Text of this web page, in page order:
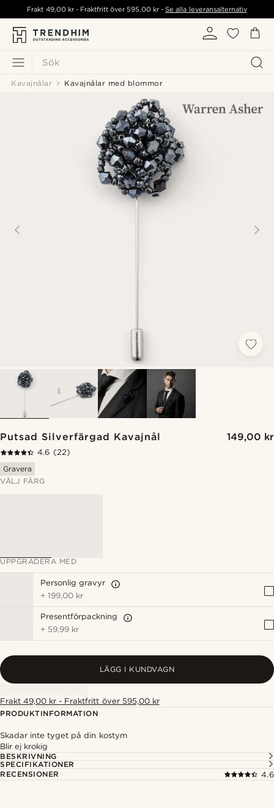
Sök
Frakt 49,00 kr- Fraktfritt över595,00 kr -Se alla leveransalternativ
Kavajnålar Kavajnålar med blommor
Putsad Silverfärgad Kavajnål 149,00 kr
4.6 (22)
Gravera
VÄLJ FÄRG
UPPGRADERA MED
Personlig gravyr
+199,00 kr
Presentförpackning
+ 59,99 kr
LÄGG I KUNDVAGN
Frakt 49,00 kr - Fraktfritt över 595,00 kr
PRODUKTINFORMATION
Skadar inte tyget på din kostym
Blir ej krokig
BESKRIVNING
SPECIFIKATIONER
RECENSIONER
4.6